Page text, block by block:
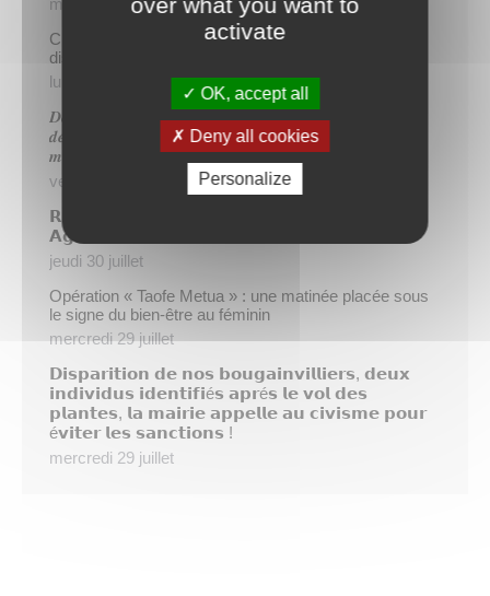
mercredi 5 août
Cinq demandeurs d’emploi de Papeete intègrent le
dispositif TIATURI AMO
lundi 3 août
𝑫𝒆𝒖𝒙 𝒔𝒂𝒑𝒆𝒖𝒓𝒔-𝒑𝒐𝒎𝒑𝒊𝒆𝒓𝒔 𝒅𝒆 𝑷𝒂𝒑𝒆𝒆𝒕𝒆 𝒂𝒖𝒙 𝒄𝒐̂𝒕𝒆́𝒔 𝒅𝒖
𝒅𝒆́𝒕𝒂𝒄𝒉𝒆𝒎𝒆𝒏𝒕 𝒑𝒐𝒍𝒚𝒏𝒆́𝒔𝒊𝒆𝒏 𝒆𝒏 𝒓𝒆𝒏𝒇𝒐𝒓𝒕 𝒅𝒆𝒔 𝒆́𝒒𝒖𝒊𝒑𝒆𝒔
𝒎𝒐𝒃𝒊𝒍𝒊𝒔𝒆́𝒆𝒔 𝒅𝒂𝒏𝒔 𝒍’𝑯𝒆𝒙𝒂𝒈𝒐𝒏𝒆
vendredi 31 juillet
𝗥é𝘂𝗻𝗶𝗼𝗻 𝗱’𝗶𝗻𝗳𝗼𝗿𝗺𝗮𝘁𝗶𝗼𝗻 𝘀𝘂𝗿 𝗹𝗮 𝗳𝗶𝗹𝗶è𝗿𝗲
𝗔𝗴𝗿𝗶𝗰𝗼𝗹𝗲
jeudi 30 juillet
Opération « Taofe Metua » : une matinée placée sous
le signe du bien-être au féminin
mercredi 29 juillet
𝗗𝗶𝘀𝗽𝗮𝗿𝗶𝘁𝗶𝗼𝗻 𝗱𝗲 𝗻𝗼𝘀 𝗯𝗼𝘂𝗴𝗮𝗶𝗻𝘃𝗶𝗹𝗹𝗶𝗲𝗿𝘀, 𝗱𝗲𝘂𝘅
𝗶𝗻𝗱𝗶𝘃𝗶𝗱𝘂𝘀 𝗶𝗱𝗲𝗻𝘁𝗶𝗳𝗶é𝘀 𝗮𝗽𝗿é𝘀 𝗹𝗲 𝘃𝗼𝗹 𝗱𝗲𝘀
𝗽𝗹𝗮𝗻𝘁𝗲𝘀, 𝗹𝗮 𝗺𝗮𝗶𝗿𝗶𝗲 𝗮𝗽𝗽𝗲𝗹𝗹𝗲 𝗮𝘂 𝗰𝗶𝘃𝗶𝘀𝗺𝗲 𝗽𝗼𝘂𝗿
é𝘃𝗶𝘁𝗲𝗿 𝗹𝗲𝘀 𝘀𝗮𝗻𝗰𝘁𝗶𝗼𝗻𝘀 !
mercredi 29 juillet
activate
OK, accept all
Deny all cookies
Personalize